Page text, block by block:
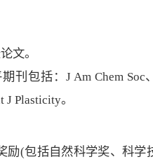
文。
刊包括： J Am Chem Soc
J Plasticity。
励(包括自然科学奖、科学